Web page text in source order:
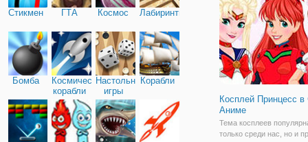
Стикмен ГТА Космос Лабиринты
Бомба
Космические
корабли
Настольные
игры
Корабли
попробуйте гламурный
совместите
Косплей Принцесс в
Аниме
Тема косплеев
только среди нас, но и